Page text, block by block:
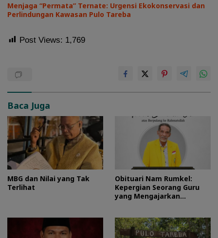
Menjaga “Permata” Ternate: Urgensi Ekokonservasi dan
Perlindungan Kawasan Pulo Tareba
Post Views: 1,769
Baca Juga
MBG dan Nilai yang Tak
Terlihat
Obituari Nam Rumkel:
Kepergian Seorang Guru
yang Mengajarkan